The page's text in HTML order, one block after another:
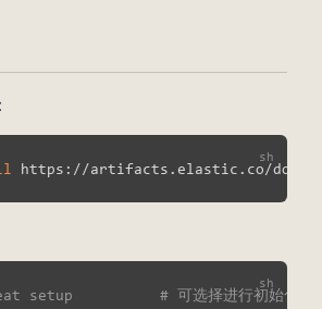
# 可选择进行初始化。这会